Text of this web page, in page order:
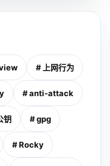
# 上网行为
# anti-attack
钥 # gpg
# Rocky